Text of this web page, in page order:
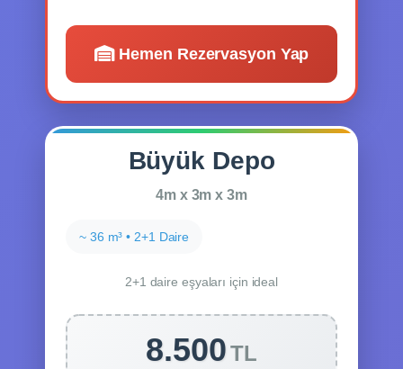
Hemen Rezervasyon Yap
Büyük Depo
4m x 3m x 3m
~ 36 m³ • 2+1 Daire
2+1 daire eşyaları için ideal
8.500TL